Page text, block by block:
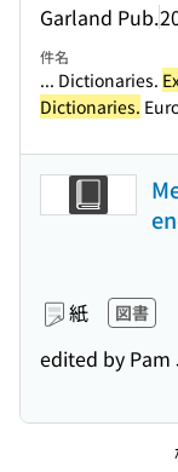
Garland Pub.
件名
... Dictionaries.
Dictionaries.
紙 図書
edited by Pam